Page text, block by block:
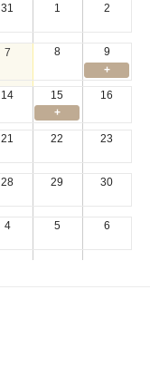
31 1 2
7 8
9
+
14 15
16
+
21 22 23
28 29 30
4 5 6